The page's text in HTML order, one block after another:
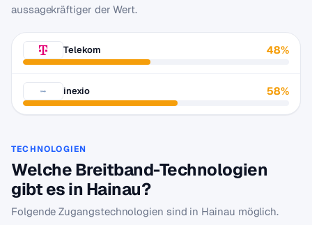
aussagekräftiger der Wert.
Telekom 48%
inexio 58%
TECHNOLOGIEN
Welche Breitband-Technologien
gibt es in Hainau?
Folgende Zugangstechnologien sind in Hainau möglich.